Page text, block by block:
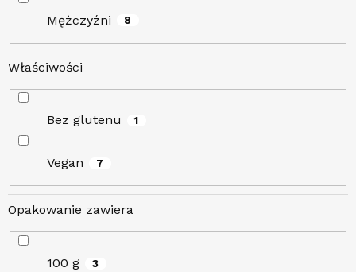
Mężczyźni 8
Właściwości
Bez glutenu 1
Vegan 7
Opakowanie zawiera
100 g 3